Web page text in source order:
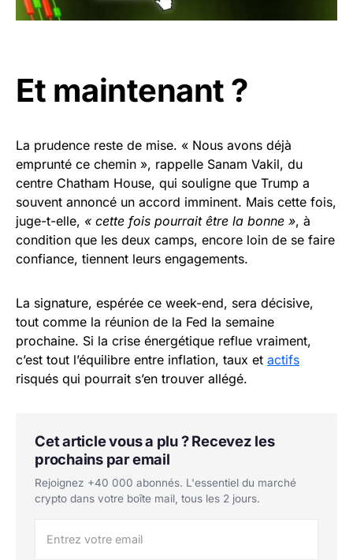
Et maintenant ?
La prudence reste de mise. « Nous avons déjà
emprunté ce chemin », rappelle Sanam Vakil, du
centre Chatham House, qui souligne que Trump a
souvent annoncé un accord imminent. Mais cette fois,
juge-t-elle, « cette fois pourrait être la bonne », à
condition que les deux camps, encore loin de se faire
confiance, tiennent leurs engagements.
La signature, espérée ce week-end, sera décisive,
tout comme la réunion de la Fed la semaine
prochaine. Si la crise énergétique reflue vraiment,
c’est tout l’équilibre entre inflation, taux et actifs
risqués qui pourrait s’en trouver allégé.
Cet article vous a plu ? Recevez les
prochains par email
Rejoignez +40 000 abonnés. L'essentiel du marché
crypto dans votre boîte mail, tous les 2 jours.